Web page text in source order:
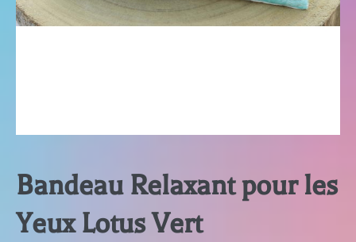
Bandeau Relaxant pour les
Yeux Lotus Vert